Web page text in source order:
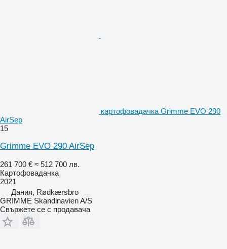
картофовадачка Grimme EVO 290
AirSep
15
Grimme EVO 290 AirSep
261 700 € ≈ 512 700 лв.
Картофовадачка
2021
Дания, Rødkærsbro
GRIMME Skandinavien A/S
Свържете се с продавача